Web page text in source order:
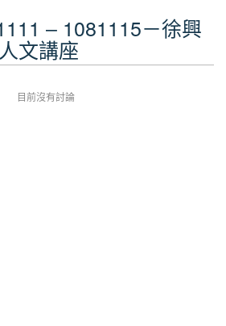
‒ 1081115－徐興
文講座
目前沒有討論